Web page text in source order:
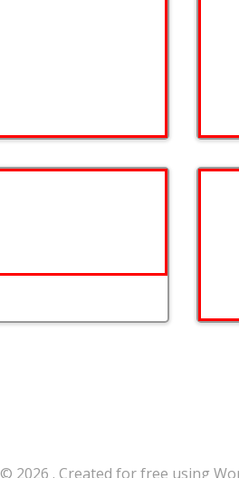
© 2026 . Created for free using